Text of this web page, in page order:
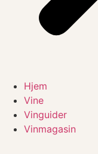
Hjem
Vine
Vinguider
Vinmagasin